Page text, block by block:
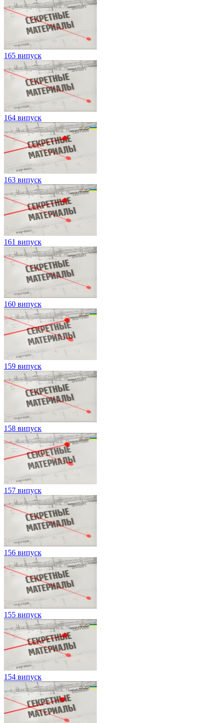
165 випуск
164 випуск
163 випуск
161 випуск
160 випуск
159 випуск
158 випуск
157 випуск
156 випуск
155 випуск
154 випуск